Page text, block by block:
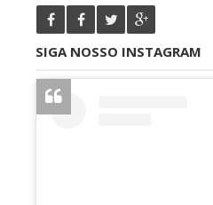
SIGA NOSSO INSTAGRAM